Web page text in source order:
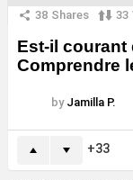
38 Shares 33
Est-il courant
Comprendre
by Jamilla P.
33